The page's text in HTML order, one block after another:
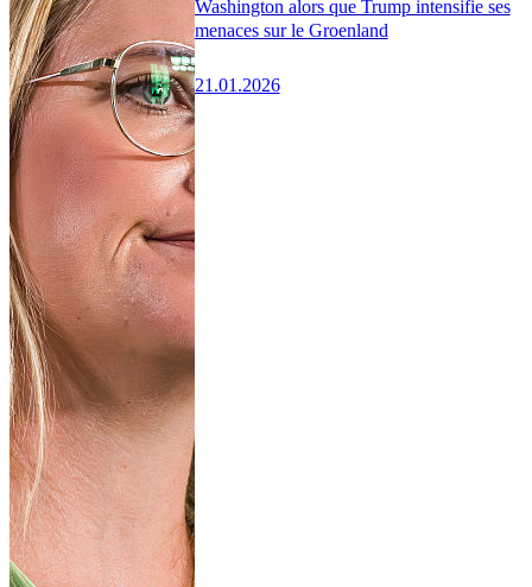
Washington alors que Trump intensifie ses
menaces sur le Groenland
21.01.2026